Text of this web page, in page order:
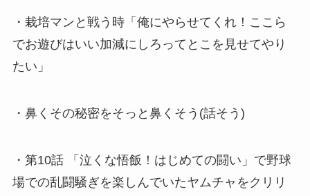
・栽培マンと戦う時「俺にやらせてくれ！ここら
でお遊びはいい加減にしろってとこを見せてやり
たい」
・鼻くその秘密をそっと鼻くそう(話そう)
・第10話 「泣くな悟飯！はじめての闘い」で野球
場での乱闘騒ぎを楽しんでいたヤムチャをクリリ